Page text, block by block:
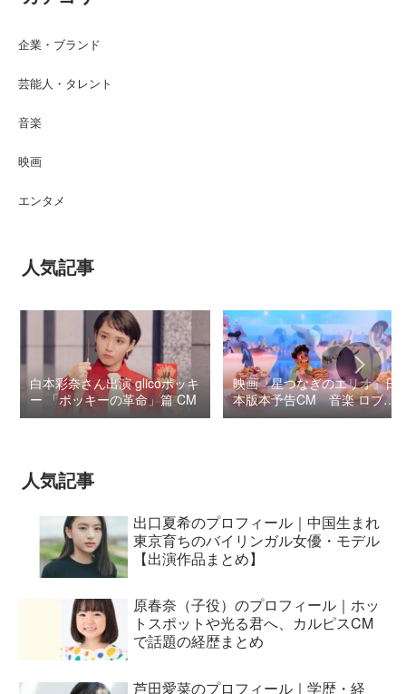
企業・ブランド
芸能人・タレント
音楽
映画
エンタメ
人気記事
白本彩奈さん出演 glicoポッキ
ー 「ポッキーの革命」篇 CM
映画『星つなぎのエリオ』日
本版本予告CM 音楽 ロブ・
シモンセン /
人気記事
出口夏希のプロフィール｜中国生まれ
東京育ちのバイリンガル女優・モデル
【出演作品まとめ】
原春奈（子役）のプロフィール｜ホッ
トスポットや光る君へ、カルピスCM
で話題の経歴まとめ
芦田愛菜のプロフィール｜学歴・経